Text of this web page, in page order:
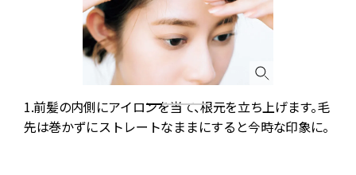
1.前髪の内側にアイロンを当て、根元を立ち上げます。毛
先は巻かずにストレートなままにすると今時な印象に。